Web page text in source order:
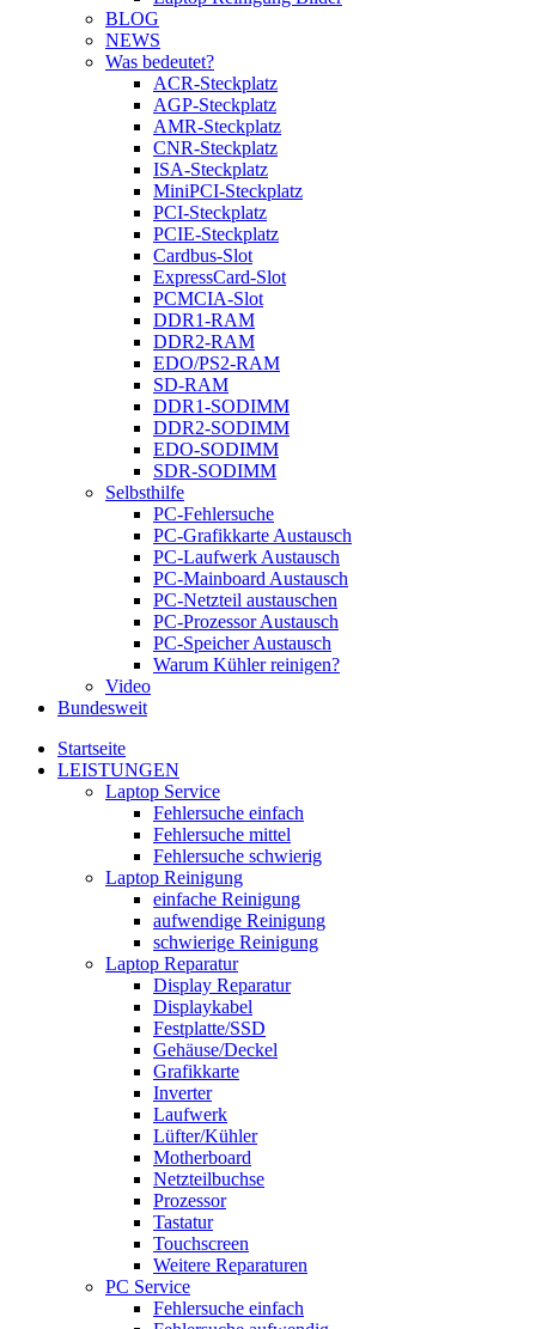
BLOG
NEWS
Was bedeutet?
ACR-Steckplatz
AGP-Steckplatz
AMR-Steckplatz
CNR-Steckplatz
ISA-Steckplatz
MiniPCI-Steckplatz
PCI-Steckplatz
PCIE-Steckplatz
Cardbus-Slot
ExpressCard-Slot
PCMCIA-Slot
DDR1-RAM
DDR2-RAM
EDO/PS2-RAM
SD-RAM
DDR1-SODIMM
DDR2-SODIMM
EDO-SODIMM
SDR-SODIMM
Selbsthilfe
PC-Fehlersuche
PC-Grafikkarte Austausch
PC-Laufwerk Austausch
PC-Mainboard Austausch
PC-Netzteil austauschen
PC-Prozessor Austausch
PC-Speicher Austausch
Warum Kühler reinigen?
Video
Bundesweit
Startseite
LEISTUNGEN
Laptop Service
Fehlersuche einfach
Fehlersuche mittel
Fehlersuche schwierig
Laptop Reinigung
einfache Reinigung
aufwendige Reinigung
schwierige Reinigung
Laptop Reparatur
Display Reparatur
Displaykabel
Festplatte/SSD
Gehäuse/Deckel
Grafikkarte
Inverter
Laufwerk
Lüfter/Kühler
Motherboard
Netzteilbuchse
Prozessor
Tastatur
Touchscreen
Weitere Reparaturen
PC Service
Fehlersuche einfach